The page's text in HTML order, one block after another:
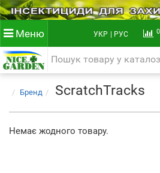
Меню УКР | РУС 0
Бренд ScratchTracks
Немає жодного товару.